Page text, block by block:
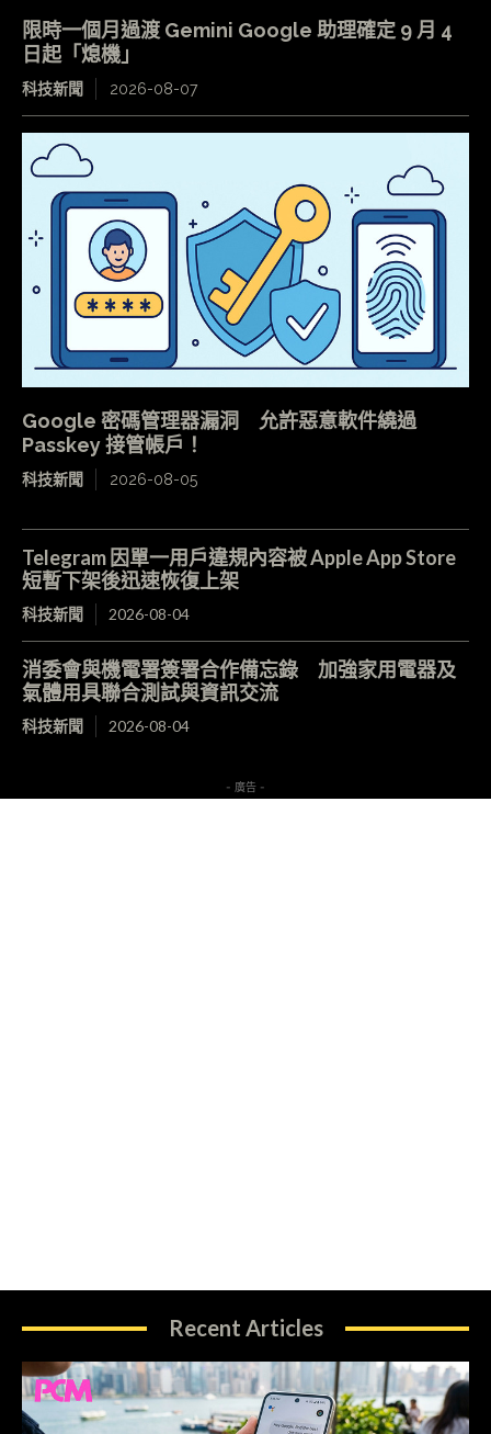
限時一個月過渡 Gemini Google 助理確定 9 月 4
日起「熄機」
科技新聞 2026-08-07
Google 密碼管理器漏洞 允許惡意軟件繞過
Passkey 接管帳戶！
科技新聞 2026-08-05
Telegram 因單一用戶違規內容被 Apple App Store
短暫下架後迅速恢復上架
科技新聞 2026-08-04
消委會與機電署簽署合作備忘錄 加強家用電器及
氣體用具聯合測試與資訊交流
科技新聞 2026-08-04
- 廣告 -
Recent Articles